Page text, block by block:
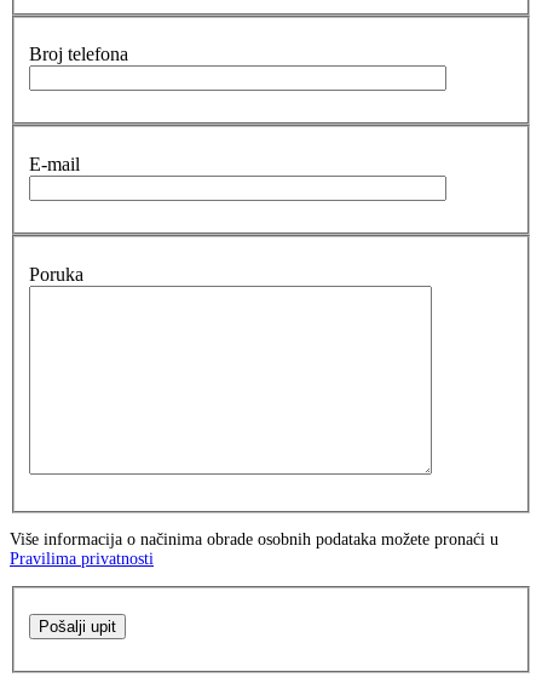
Broj telefona
E-mail
Poruka
Više informacija o načinima obrade osobnih podataka možete pronaći u
Pravilima privatnosti
Pošalji upit